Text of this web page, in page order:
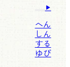
へん
しん
する
ゆび